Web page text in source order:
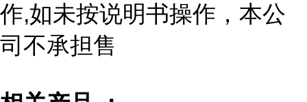
作,如未按说明书操作，本公
司不承担售